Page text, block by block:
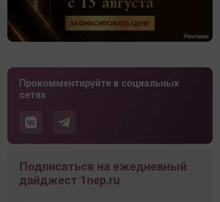
Прокомментируйте в социальных
сетях
Подписаться на ежедневный
дайджест 1nep.ru